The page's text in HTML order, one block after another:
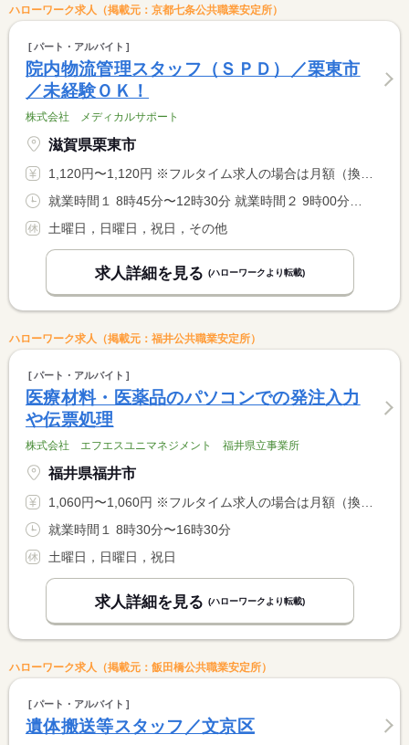
ハローワーク求人（掲載元：京都七条公共職業安定所）
パート・アルバイト
院内物流管理スタッフ（ＳＰＤ）／栗東市
／未経験ＯＫ！
株式会社 メディカルサポート
滋賀県栗東市
1,120円〜1,120円 ※フルタイム求人の場合は月額（換算額）、パート求人の場合は時間額を表示しています。
土曜日，日曜日，祝日，その他
求人詳細を見る (ハローワークより転載)
ハローワーク求人（掲載元：福井公共職業安定所）
パート・アルバイト
医療材料・医薬品のパソコンでの発注入力
や伝票処理
株式会社 エフエスユニマネジメント 福井県立事業所
福井県福井市
1,060円〜1,060円 ※フルタイム求人の場合は月額（換算額）、パート求人の場合は時間額を表示しています。
就業時間１ 8時30分〜16時30分
土曜日，日曜日，祝日
求人詳細を見る (ハローワークより転載)
ハローワーク求人（掲載元：飯田橋公共職業安定所）
パート・アルバイト
遺体搬送等スタッフ／文京区